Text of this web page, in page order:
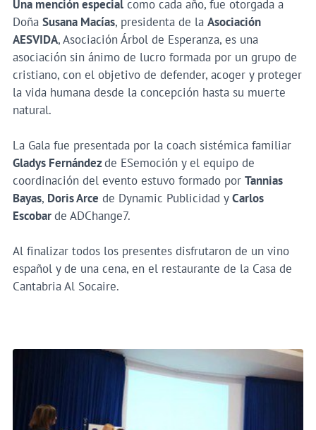
Una mención especialcomo cada año, fue otorgada a
Doña Susana Macías, presidenta de la Asociación
AESVIDA, Asociación Árbol de Esperanza, es una
asociación sin ánimo de lucro formada por un grupo de
cristiano, con el objetivo de defender, acoger y proteger
la vida humana desde la concepción hasta su muerte
natural.
La Gala fue presentada por la coach sistémica familiar
Gladys Fernándezde ESemoción y el equipo de
coordinación del evento estuvo formado por Tannias
Bayas, Doris Arce de Dynamic Publicidad yCarlos
Escobarde ADChange7.
Al finalizar todos los presentes disfrutaron de un vino
español y de una cena, en el restaurante de la Casa de
Cantabria Al Socaire.